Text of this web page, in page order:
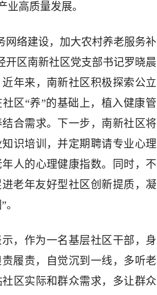
高质量发展。
网络建设，加大农村养老服务补
开区南新社区党支部书记罗晓晨
年来，南新社区积极探索公立
区“养”的基础上，植入健康管
合需求。下一步，南新社区将
识培训，并定期聘请专业心理
人的心理健康指数。同时，不
老年友好型社区创新提质，凝
，作为一名基层社区干部，身
履责，自觉沉到一线，多听老
区实际和群众需求，多让群众